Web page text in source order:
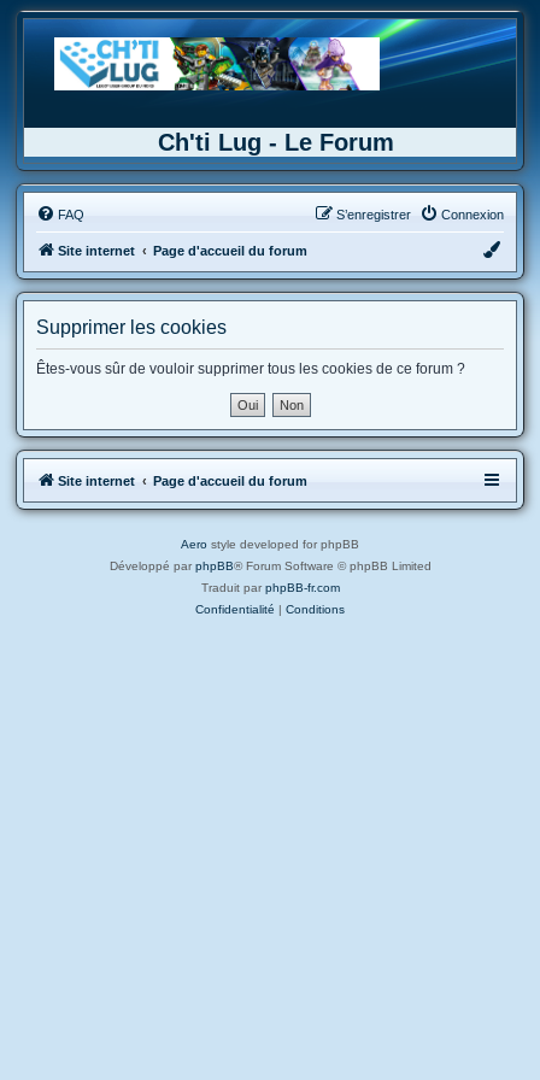
Ch'ti Lug - Le Forum
FAQ Connexion
S’enregistrer
Site internet Page d'accueil du forum
Supprimer les cookies
Êtes-vous sûr de vouloir supprimer tous les cookies de ce forum ?
Site internet Page d'accueil du forum
Aero style developed for phpBB
Développé par phpBB® Forum Software © phpBB Limited
Traduit par phpBB-fr.com
Confidentialité | Conditions